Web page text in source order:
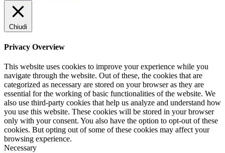
Chiudi
Privacy Overview
This website uses cookies to improve your experience while you
navigate through the website. Out of these, the cookies that are
categorized as necessary are stored on your browser as they are
essential for the working of basic functionalities of the website. We
also use third-party cookies that help us analyze and understand how
you use this website. These cookies will be stored in your browser
only with your consent. You also have the option to opt-out of these
cookies. But opting out of some of these cookies may affect your
browsing experience.
Necessary